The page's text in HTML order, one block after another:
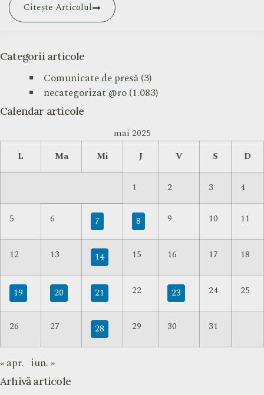
Citește Articolul
Categorii articole
Comunicate de presă(3)
necategorizat @ro(1.083)
Calendar articole
mai 2025
L
Ma Mi J V S D
1 2 3 4
5 6 7 8 9 10 11
12 13 14 15 16 17 18
19 20 21 22 23 24 25
26 27 28 29 30 31
« apr. iun. »
Arhivă articole